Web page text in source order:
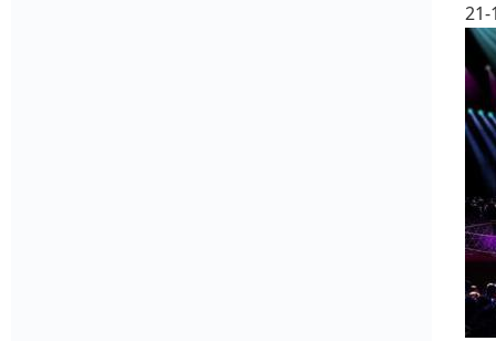
21-